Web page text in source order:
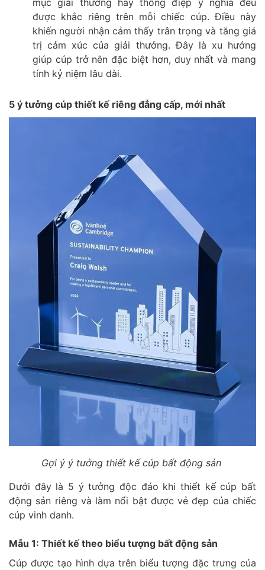
mục giải thưởng hay thông điệp ý nghĩa đều
được khắc riêng trên mỗi chiếc cúp. Điều này
khiến người nhận cảm thấy trân trọng và tăng giá
trị cảm xúc của giải thưởng. Đây là xu hướng
giúp cúp trở nên đặc biệt hơn, duy nhất và mang
tính kỷ niệm lâu dài.
5 ý tưởng cúp thiết kế riêng đẳng cấp, mới nhất
Gợi ý ý tưởng thiết kế cúp bất động sản
Dưới đây là 5 ý tưởng độc đáo khi thiết kế cúp bất
động sản riêng và làm nổi bật được vẻ đẹp của chiếc
cúp vinh danh.
Mẫu 1: Thiết kế theo biểu tượng bất động sản
Cúp được tạo hình dựa trên biểu tượng đặc trưng của